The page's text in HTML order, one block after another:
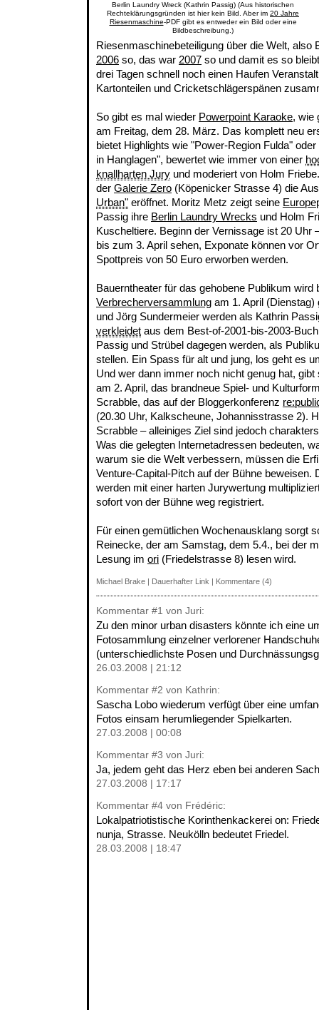
Berlin Laundry Wreck (Kathrin Passig) (Aus historischen
Rechteklärungsgründen ist hier kein Bild. Aber im 20 Jahre
Riesenmaschine-PDF gibt es entweder ein Bild oder eine
Bildbeschreibung.)
Riesenmaschinebeteiligung über die Welt, also
2006 so, das war 2007 so und damit es so
drei Tagen schnell noch einen Haufen
Kartonteilen und Cricketschlägerspänen
So gibt es mal wieder Powerpoint Karaoke, wie
am Freitag, dem 28. März. Das komplett neu
bietet Highlights wie "Power-Region Fulda"
in Hanglagen", bewertet wie immer von einer
knallharten Jury und moderiert von Holm
der Galerie Zero (Köpenicker Strasse 4) die
Urban" eröffnet. Moritz Metz zeigt seine
Passig ihre Berlin Laundry Wrecks und Holm
Kuscheltiere. Beginn der Vernissage ist 20 Uhr
bis zum 3. April sehen, Exponate können vor
Spottpreis von 50 Euro erworben werden.
Bauerntheater für das gehobene Publikum wird
Verbrecherversammlung am 1. April (Dienstag)
und Jörg Sundermeier werden als Kathrin
verkleidet aus dem Best-of-2001-bis-2003-
Passig und Strübel dagegen werden, als
stellen. Ein Spass für alt und jung, los geht es
Und wer dann immer noch nicht genug hat,
am 2. April, das brandneue Spiel- und
Scrabble, das auf der Bloggerkonferenz
(20.30 Uhr, Kalkscheune, Johannisstrasse 2).
Scrabble – alleiniges Ziel sind jedoch
Was die gelegten Internetadressen bedeuten,
warum sie die Welt verbessern, müssen die
Venture-Capital-Pitch auf der Bühne beweisen.
werden mit einer harten Jurywertung
sofort von der Bühne weg registriert.
Für einen gemütlichen Wochenausklang sorgt
Reinecke, der am Samstag, dem 5.4., bei der
Lesung im ori (Friedelstrasse 8) lesen wird.
Michael Brake | Dauerhafter Link | Kommentare (4)
Kommentar #1 von Juri:
Zu den minor urban disasters könnte ich eine
Fotosammlung einzelner verlorener
(unterschiedlichste Posen und
26.03.2008 | 21:12
Kommentar #2 von Kathrin:
Sascha Lobo wiederum verfügt über eine
Fotos einsam herumliegender Spielkarten.
27.03.2008 | 00:08
Kommentar #3 von Juri:
Ja, jedem geht das Herz eben bei anderen
27.03.2008 | 17:17
Kommentar #4 von Frédéric:
Lokalpatriotistische Korinthenkackerei on:
nunja, Strasse. Neukölln bedeutet Friedel.
28.03.2008 | 18:47